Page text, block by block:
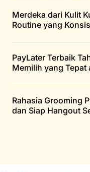
Merdeka dari Kulit
Routine yang
PayLater Terbaik
Memilih yang Tepat
Rahasia Grooming
dan Siap Hangout